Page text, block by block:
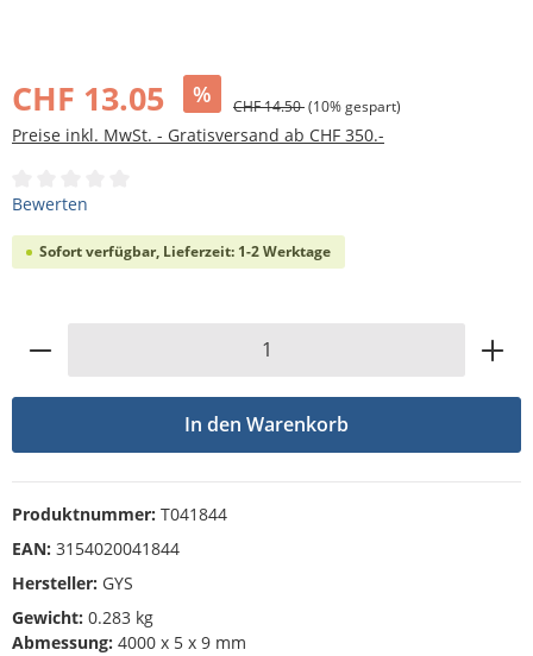
CHF 13.05 % CHF 14.50(10% gespart)
Preise inkl. MwSt. - Gratisversand ab CHF 350.-
Durchschnittliche Bewertung von 0 von 5 Sternen
Bewerten
Sofort verfügbar, Lieferzeit: 1-2 Werktage
Produkt Anzahl: Gib den gewünschten
In den Warenkorb
Produktnummer: T041844
EAN: 3154020041844
Hersteller: GYS
Gewicht: 0.283 kg
Abmessung: 4000 x 5 x 9 mm